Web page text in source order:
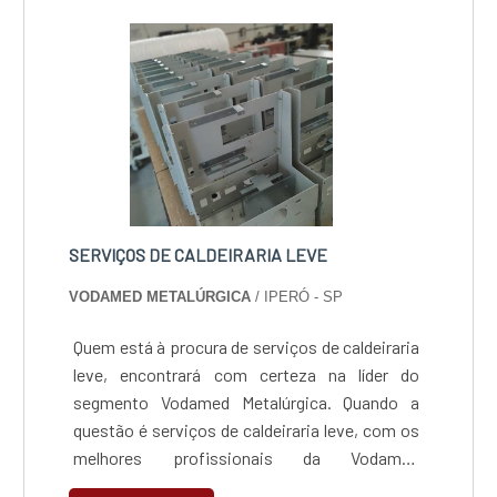
confiabilidade e boa cotação no mercado.A SN
indústria Metalúrgica Eireli é uma empresa que
tem sido preferência no segmento pela
seriedade e qualidade que garante o sucesso
dos clientes de ponta a ponta.
SERVIÇOS DE CALDEIRARIA LEVE
VODAMED METALÚRGICA / IPERÓ - SP
Quem está à procura de serviços de caldeiraria
leve, encontrará com certeza na líder do
segmento Vodamed Metalúrgica. Quando a
questão é serviços de caldeiraria leve, com os
melhores profissionais da Vodamed
Metalúrgica atingirá ótima qualidade que gera